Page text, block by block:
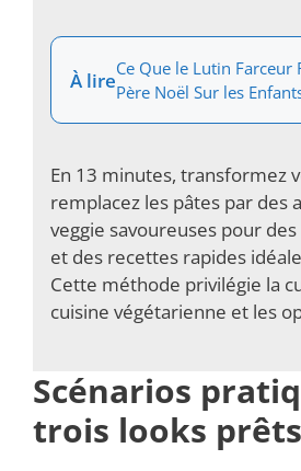
À lireCe Que le Lutin Farceur
Père Noël Sur les
En 13 minutes, transformez
remplacez les pâtes par des
veggie savoureuses pour
et des recettes rapides
Cette méthode privilégie la
cuisine végétarienne et les
Scénarios
trois looks